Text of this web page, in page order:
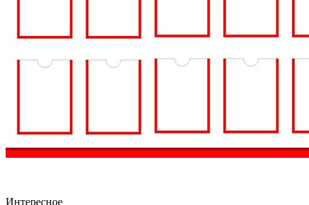
Интересное